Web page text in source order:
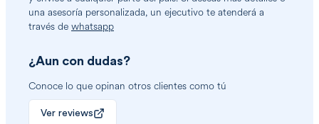
una asesoría personalizada, un ejecutivo te atenderá a
través de whatsapp
¿Aun con dudas?
Conoce lo que opinan otros clientes como tú
Ver reviews